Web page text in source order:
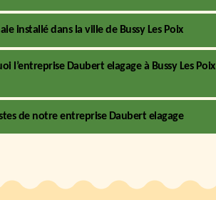
installé dans la ville de Bussy Les Poix
l’entreprise Daubert elagage à Bussy Les Poix
de notre entreprise Daubert elagage